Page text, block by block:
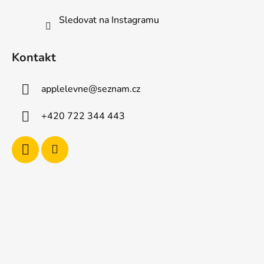
Sledovat na Instagramu
Kontakt
applelevne@seznam.cz
+420 722 344 443